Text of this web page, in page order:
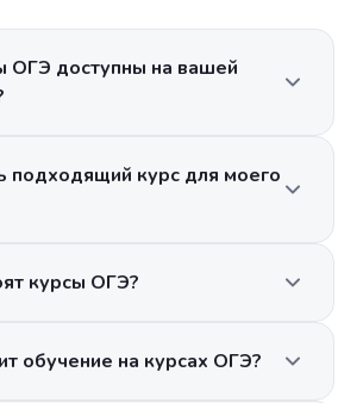
ОГЭ доступны на вашей
подходящий курс для моего
курсы ОГЭ?
обучение на курсах ОГЭ?